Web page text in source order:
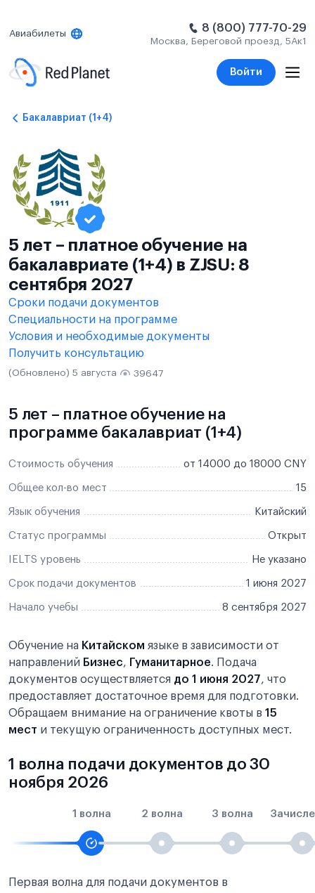
Авиабилеты 8 (800) 777-70-29
Москва, Береговой проезд, 5Ак1
Войти
Бакалавриат (1+4)
5 лет – платное обучение на
бакалавриате (1+4) в ZJSU: 8
сентября 2027
Сроки подачи документов
Специальности на программе
Условия и необходимые документы
Получить консультацию
(Обновлено) 5 августа 39647
5 лет – платное обучение на
программе бакалавриат (1+4)
Стоимость обучения от 14000 до 18000 CNY
Общее кол-во мест 15
Язык обучения Китайский
Статус программы Открыт
IELTS уровень Не указано
Срок подачи документов 1 июня 2027
Начало учебы 8 сентября 2027
Обучение на Китайском языке в зависимости от
направлений Бизнес, Гуманитарное. Подача
документов осуществляется до 1 июня 2027, что
предоставляет достаточное время для подготовки.
Обращаем внимание на ограничение квоты в 15
мест и текущую ограниченность доступных мест.
1 волна подачи документов до 30
ноября 2026
1 волна 2 волна 3 волна
Первая волна для подачи документов в